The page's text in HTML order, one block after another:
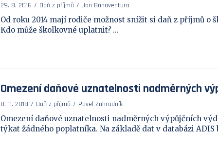
29. 8. 2016 Daň z příjmů Jan Bonaventura
Od roku 2014 mají rodiče možnost snížit si daň z příjmů o
Kdo může školkovné uplatnit? ...
Omezení daňové uznatelnosti nadměrných
8. 11. 2018 Daň z příjmů Pavel Zahradník
Omezení daňové uznatelnosti nadměrných výpůjčních
týkat žádného poplatníka. Na základě dat v databázi ADIS